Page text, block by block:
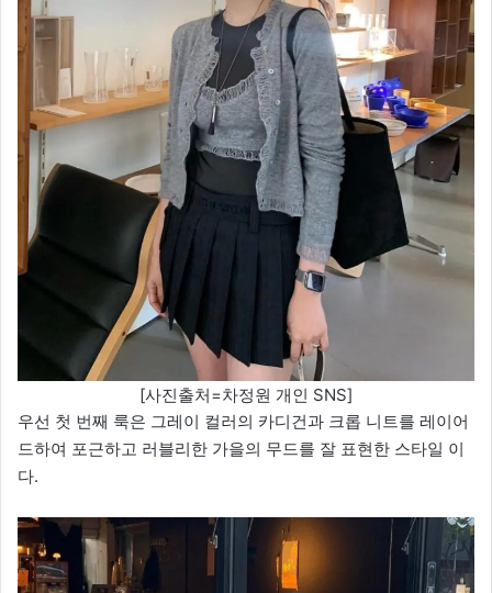
[사진출처=차정원 개인 SNS]
우선 첫 번째 룩은 그레이 컬러의 카디건과 크롭 니트를 레이어
드하여 포근하고 러블리한 가을의 무드를 잘 표현한 스타일 이
다.